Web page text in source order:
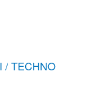
/ TECHNO